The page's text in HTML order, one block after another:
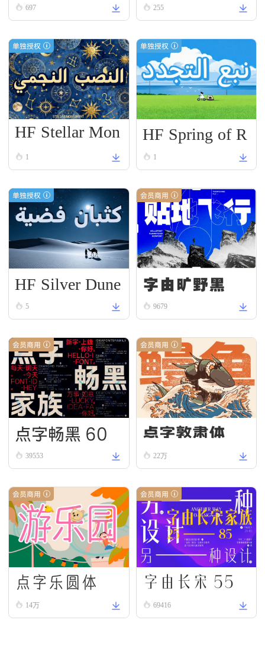
ll697
und VN Bold
255
单独授权
HF Stellar Mon
ument
1
单独授权
HF Spring of R
enewal
1
单独授权
HF Silver Dune
5
会员商用
字由旷野黑
9679
会员商用
点字畅黑 60
39553
会员商用
点字敦肃体
22万
会员商用
点字乐圆体
14万
会员商用
字由长宋 55
69416